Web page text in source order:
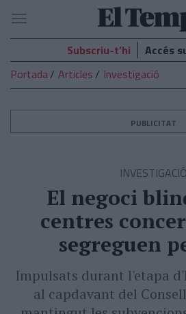
El
Temps
Navegació
Subscriu-t’hi
Accés
Portada
Articles Investigació
PUBLICITAT
INVESTIGACIÓ
El negoci
centres
segreguen
Impulsats durant l'etapa
al capdavant del